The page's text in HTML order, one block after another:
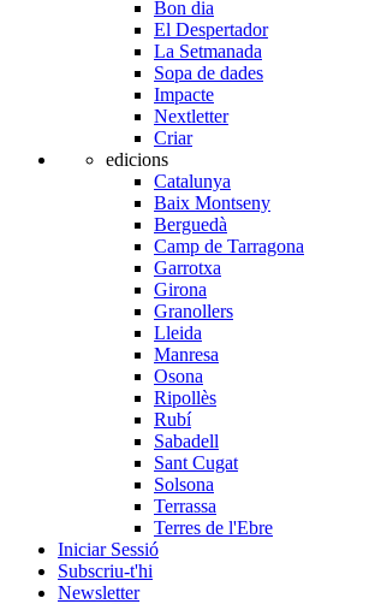
Bon dia
El Despertador
La Setmanada
Sopa de dades
Impacte
Nextletter
Criar
edicions
Catalunya
Baix Montseny
Berguedà
Camp de Tarragona
Garrotxa
Girona
Granollers
Lleida
Manresa
Osona
Ripollès
Rubí
Sabadell
Sant Cugat
Solsona
Terrassa
Terres de l'Ebre
Iniciar Sessió
Subscriu-t'hi
Newsletter